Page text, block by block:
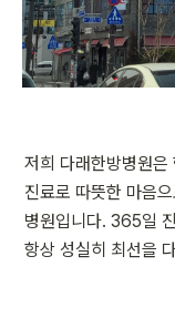
저희 다래한방병원
진료로 따뜻한 마음
병원입니다. 365일
항상 성실히 최선을